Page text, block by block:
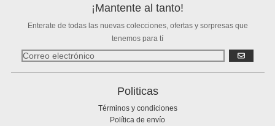
¡Mantente al tanto!
Enterate de todas las nuevas colecciones, ofertas y sorpresas que
tenemos para tí
Politicas
Términos y condiciones
Política de envío